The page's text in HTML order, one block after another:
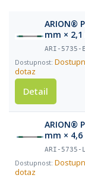
ARION®
mm ×
ARI-5735-
dotaz
Detail
ARION®
mm ×
ARI-5735-
dotaz